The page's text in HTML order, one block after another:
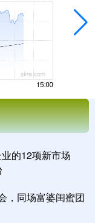
的12项新市场
，同场富婆闺蜜团